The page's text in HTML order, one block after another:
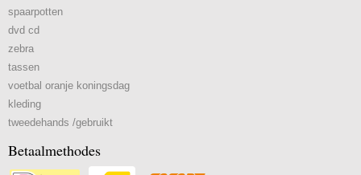
spaarpotten
dvd cd
zebra
tassen
voetbal oranje koningsdag
kleding
tweedehands /gebruikt
Betaalmethodes